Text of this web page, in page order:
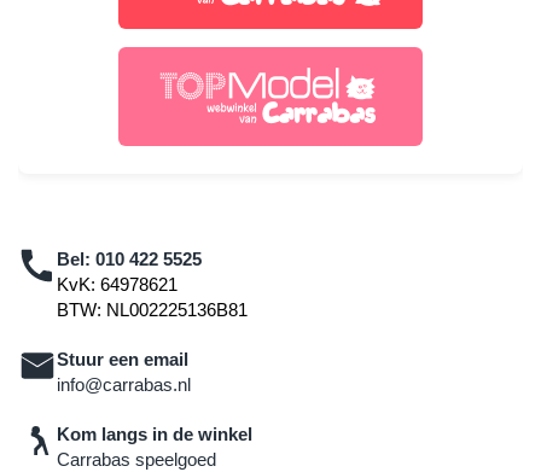
Bel: 010 422 5525
KvK: 64978621
BTW: NL002225136B81
Stuur een email
info@carrabas.nl
Kom langs in de winkel
Carrabas speelgoed